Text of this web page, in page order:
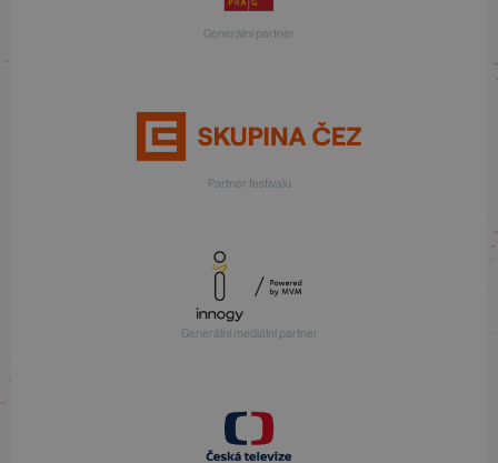
Generální partner
Partner festivalu
Generální mediální partner